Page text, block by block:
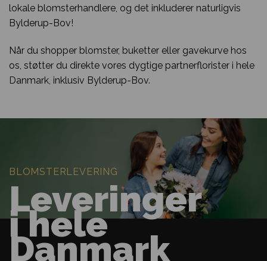
lokale blomsterhandlere, og det inkluderer naturligvis
Bylderup-Bov!
Når du shopper blomster, buketter eller gavekurve hos
os, støtter du direkte vores dygtige partnerflorister i hele
Danmark, inklusiv Bylderup-Bov.
BLOMSTERLEVERING
Leveringer
i hele
Danmark